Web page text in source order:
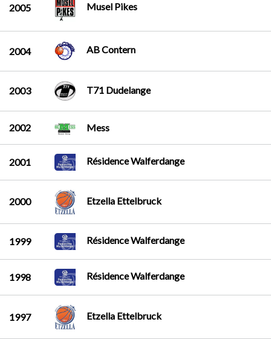
2005 Musel Pikes
2004 AB Contern
2003 T71 Dudelange
2002 Mess
2001 Résidence Walferdange
2000 Etzella Ettelbruck
1999 Résidence Walferdange
1998 Résidence Walferdange
1997 Etzella Ettelbruck